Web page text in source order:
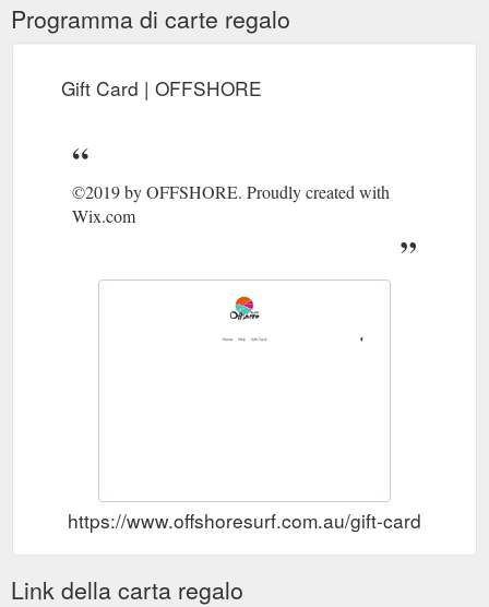
Programma di carte regalo
Gift Card | OFFSHORE
©2019 by OFFSHORE. Proudly created with
Wix.com
https://www.offshoresurf.com.au/gift-card
Link della carta regalo